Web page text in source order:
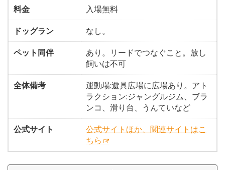
料金
入場無料
ドッグラン
なし。
ペット同伴
あり。リードでつなぐこと。放し
飼いは不可
全体備考
運動場:遊具広場に広場あり。アト
ラクション:ジャングルジム、ブラ
ンコ、滑り台、うんていなど
公式サイト
公式サイトほか、関連サイトはこ
ちら